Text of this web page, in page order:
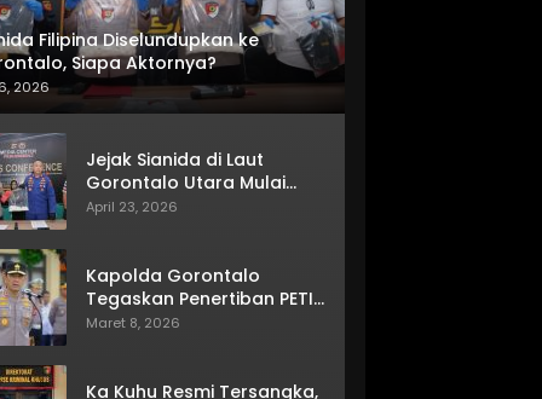
Filipina Diselundupkan ke
Siapa Aktornya?
2026
Jejak Sianida di Laut
Gorontalo Utara Mulai
Terkuak
April 23, 2026
Kapolda Gorontalo
Tegaskan Penertiban PETI
Terus Berjalan
Maret 8, 2026
Ka Kuhu Resmi Tersangka,